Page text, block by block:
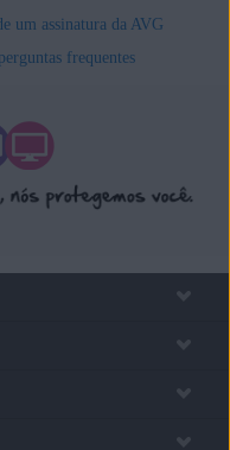
um assinatura da AVG
frequentes